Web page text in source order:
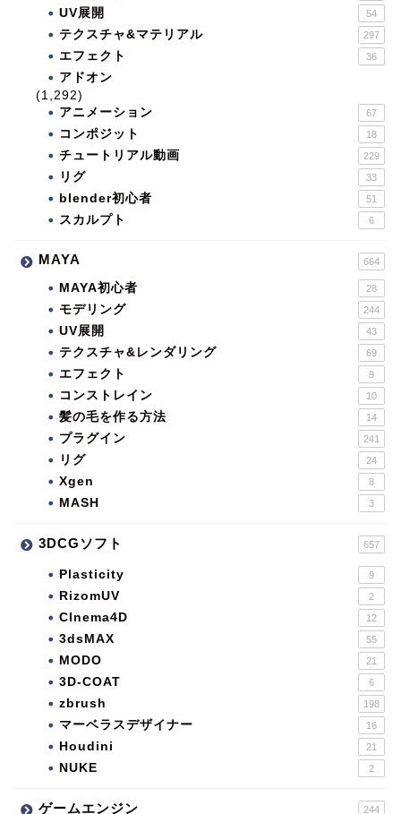
UV展開 54
テクスチャ&マテリアル 297
エフェクト 36
アドオン
(1,292)
アニメーション
67
コンポジット 18
チュートリアル動画 229
リグ 33
blender初心者 51
スカルプト 6
MAYA 664
MAYA初心者 28
モデリング 244
UV展開 43
テクスチャ&レンダリング 69
エフェクト 9
コンストレイン 10
髪の毛を作る方法 14
プラグイン 241
リグ 24
Xgen 8
MASH 3
3DCGソフト 657
Plasticity 9
RizomUV 2
CInema4D 12
3dsMAX 55
MODO 21
3D-COAT 6
zbrush 198
マーベラスデザイナー 16
Houdini 21
NUKE 2
ゲームエンジン 244